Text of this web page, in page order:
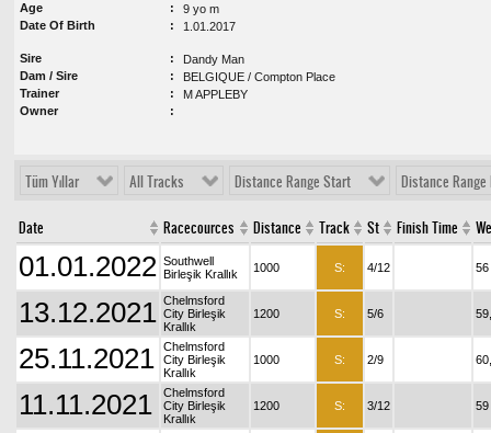
Age
9 yo m
Date Of Birth
1.01.2017
Sire
Dandy Man
Dam / Sire
BELGIQUE / Compton Place
Trainer
M APPLEBY
Owner
Tüm Yıllar All Tracks Distance Range Start Distance Range
Date Racecources Distance Track St Finish Time
01.01.2022 Southwell
Birleşik Krallık
1000 S: 4/12 56
13.12.2021 Chelmsford
City Birleşik
Krallık
1200 S: 5/6
25.11.2021
Chelmsford
City Birleşik
Krallık
1000 S: 2/9
11.11.2021
Chelmsford
City Birleşik
Krallık
1200 S: 3/12 59